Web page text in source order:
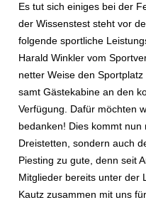
Es tut sich einiges bei der
der Wissenstest steht vor
folgende sportliche
Harald Winkler vom
netter Weise den
samt Gästekabine an den
Verfügung. Dafür möchten
bedanken! Dies kommt
Dreistetten, sondern auch
Piesting zu gute, denn seit
Mitglieder bereits unter der
Kautz zusammen mit uns